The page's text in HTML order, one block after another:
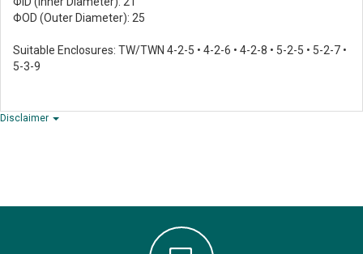
ΦOD (Outer Diameter): 25
Suitable Enclosures: TW/TWN 4-2-5 • 4-2-6 • 4-2-8 • 5-2-5 • 5-2-7 •
5-3-9
Disclaimer